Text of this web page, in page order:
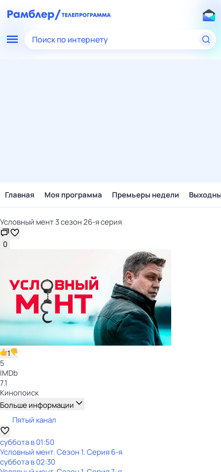
Поиск по интернету
Главная Моя программа Премьеры недели
Условный мент 3 сезон 26-я серия
0
1
5
IMDb
7.1
Кинопоиск
Больше информации
Пятый канал
субботав01:50
Условный мент. Сезон 1. Серия 6-я
субботав02:30